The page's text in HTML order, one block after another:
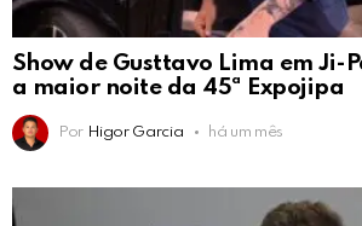
Show de Gusttavo Lima em Ji-
a maior noite da 45ª Expojipa
Por Higor Garcia há um mês